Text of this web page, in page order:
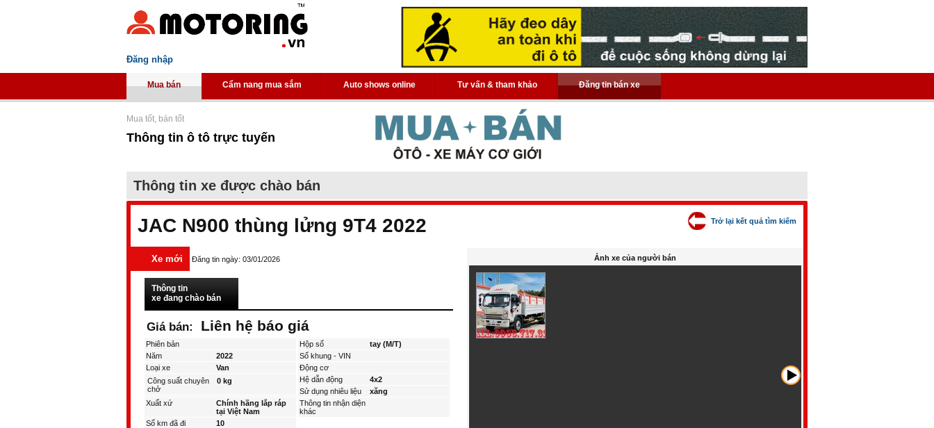
Đăng nhập
Mua bán Cẩm nang mua sắm Auto shows online Tư vấn & tham khảo Đăng tin bán xe
Mua tốt, bán tốt
Thông tin ô tô trực tuyến
Thông tin xe được chào bán
JAC N900 thùng lửng 9T4 2022
Xe mới Đăng tin ngày: 03/01/2026
Thông tin
xe đang chào bán
Giá bán: Liên hệ báo giá
Phiên bản
Năm
2022
Loại xe
Van
Công suất chuyên
chở
0 kg
Xuất xứ
Chính hãng lắp ráp
tại Việt Nam
Số km đã đi
10
Hộp số
tay (M/T)
Số khung - VIN
Động cơ
Hệ dẫn động
4x2
Sử dụng nhiêu liệu
xăng
Thông tin nhận diện
khác
Trở lại kết quả tìm kiếm
Ảnh xe của người bán